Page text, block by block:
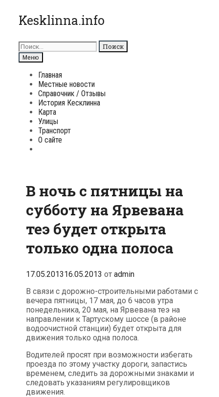
Перейти
к
Kesklinna.info
Поиск
для:
Поиск
Меню
Главная
Местные новости
Справочник / Отзывы
История Кесклинна
Карта
Улицы
Транспорт
О сайте
В ночь с пятницы на
субботу на Ярвевана
теэ будет открыта
только одна полоса
17.05.201316.05.2013 от admin
В связи с дорожно-строительными работами с
вечера пятницы, 17 мая, до 6 часов утра
понедельника, 20 мая, на Ярвевана теэ на
направлении к Тартускому шоссе (в районе
водоочистной станции) будет открыта для
движения только одна полоса.
Водителей просят при возможности избегать
проезда по этому участку дороги, запастись
временем, следить за дорожными знаками и
следовать указаниям регулировщиков
движения.